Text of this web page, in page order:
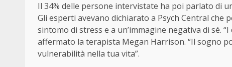
Il 34% delle persone intervistate ha poi parlato di
Gli esperti avevano dichiarato a Psych Central
sintomo di stress e a un’immagine negativa di sé.
affermato la terapista Megan Harrison. “Il sogno
vulnerabilità nella tua vita”.